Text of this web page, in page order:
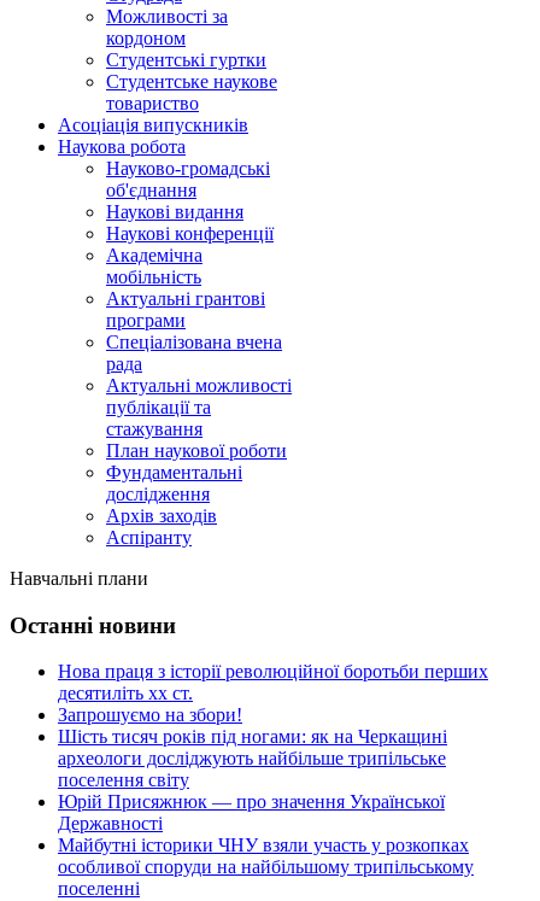
Можливості за
кордоном
Студентські гуртки
Студентське наукове
товариство
Асоціація випускників
Наукова робота
Науково-громадські
об'єднання
Наукові видання
Наукові конференції
Академічна
мобільність
Актуальні грантові
програми
Спеціалізована вчена
рада
Актуальні можливості
публікації та
стажування
План наукової роботи
Фундаментальні
дослідження
Архів заходів
Аспіранту
Навчальні плани
Останні новини
Нова праця з історії революційної боротьби перших
десятиліть хх ст.
Запрошуємо на збори!
Шість тисяч років під ногами: як на Черкащині
археологи досліджують найбільше трипільське
поселення світу
Юрій Присяжнюк — про значення Української
Державності
Майбутні історики ЧНУ взяли участь у розкопках
особливої споруди на найбільшому трипільському
поселенні